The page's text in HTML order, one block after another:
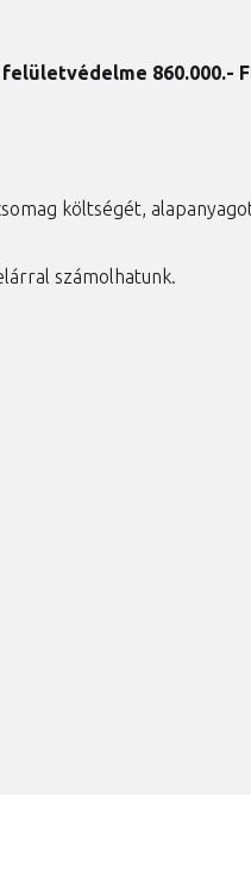
860.000.-
költségét,
számolhatunk.